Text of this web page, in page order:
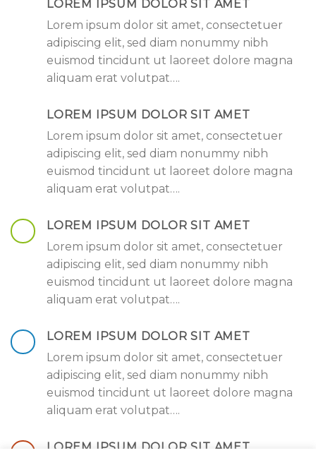
LOREM IPSUM DOLOR SIT AMET
Lorem ipsum dolor sit amet, consectetuer
adipiscing elit, sed diam nonummy nibh
euismod tincidunt ut laoreet dolore magna
aliquam erat volutpat….
LOREM IPSUM DOLOR SIT AMET
Lorem ipsum dolor sit amet, consectetuer
adipiscing elit, sed diam nonummy nibh
euismod tincidunt ut laoreet dolore magna
aliquam erat volutpat….
LOREM IPSUM DOLOR SIT AMET
Lorem ipsum dolor sit amet, consectetuer
adipiscing elit, sed diam nonummy nibh
euismod tincidunt ut laoreet dolore magna
aliquam erat volutpat….
LOREM IPSUM DOLOR SIT AMET
Lorem ipsum dolor sit amet, consectetuer
adipiscing elit, sed diam nonummy nibh
euismod tincidunt ut laoreet dolore magna
aliquam erat volutpat….
LOREM IPSUM DOLOR SIT AMET